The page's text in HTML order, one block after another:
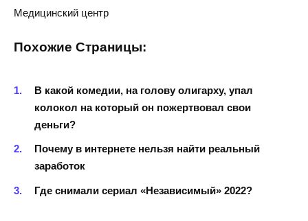
Медицинский центр
Похожие Страницы:
В какой комедии, на голову олигарху, упал
колокол на который он пожертвовал свои
деньги?
Почему в интернете нельзя найти реальный
заработок
Где снимали сериал «Независимый» 2022?